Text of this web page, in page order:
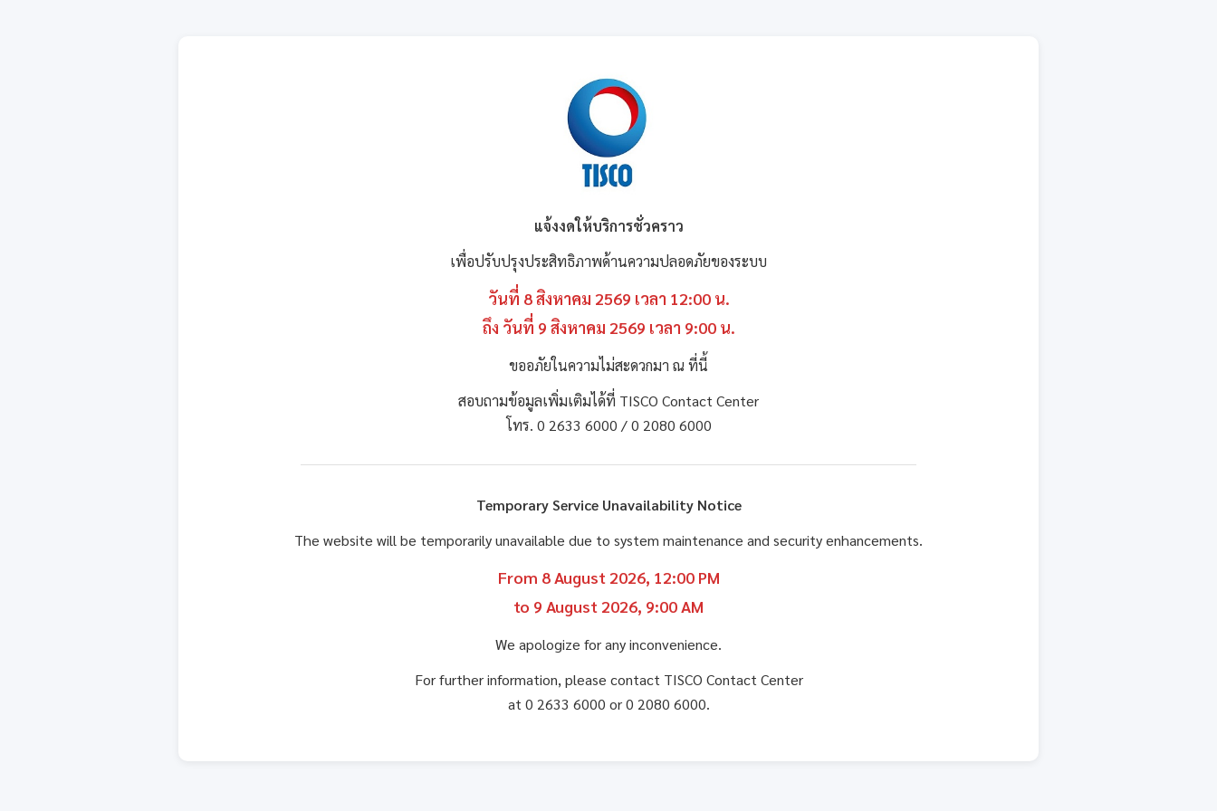
แจ้งงดให้บริการชั่วคราว
เพื่อปรับปรุงประสิทธิภาพด้านความปลอดภัยของระบบ
วันที่ 8 สิงหาคม 2569 เวลา 12:00 น.
ถึง วันที่ 9 สิงหาคม 2569 เวลา 9:00 น.
ขออภัยในความไม่สะดวกมา ณ ที่นี้
สอบถามข้อมูลเพิ่มเติมได้ที่ TISCO Contact Center
โทร. 0 2633 6000 / 0 2080 6000
Temporary Service Unavailability Notice
The website will be temporarily unavailable due to system maintenance and security enhancements.
From 8 August 2026, 12:00 PM
to 9 August 2026, 9:00 AM
We apologize for any inconvenience.
For further information, please contact TISCO Contact Center
at 0 2633 6000 or 0 2080 6000.